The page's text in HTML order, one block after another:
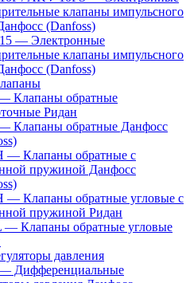
клапаны импульсного
(Danfoss)
— Электронные
клапаны импульсного
(Danfoss)
Клапаны обратные
Ридан
Клапаны обратные Данфосс
— Клапаны обратные с
пружиной Данфосс
— Клапаны обратные угловые с
пружиной Ридан
— Клапаны обратные угловые
давления
Дифференциальные